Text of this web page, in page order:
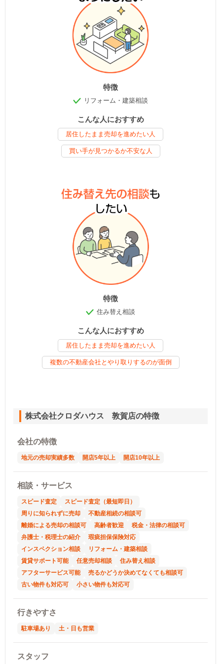
特徴
リフォーム・建築相談
こんな人におすすめ
居住したまま売却を進めたい人
買い手が見つかるか不安な人
特徴
住み替え相談
こんな人におすすめ
居住したまま売却を進めたい人
複数の不動産会社とやり取りするのが面倒
株式会社クロダハウス 敦賀店の特徴
会社の特徴
地元の売却実績多数 開店5年以上 開店10年以上
相談・サービス
スピード査定
スピード査定（最短即日）
周りに知られずに売却
不動産相続の相談可
離婚による売却の相談可
高齢者歓迎
税金・法律の相談可
弁護士・税理士の紹介
瑕疵担保保険対応
インスペクション相談
リフォーム・建築相談
賃貸サポート可能
任意売却相談
住み替え相談
アフターサービス可能
売るかどうか決めてなくても相談可
古い物件も対応可
小さい物件も対応可
行きやすさ
駐車場あり 土・日も営業
スタッフ